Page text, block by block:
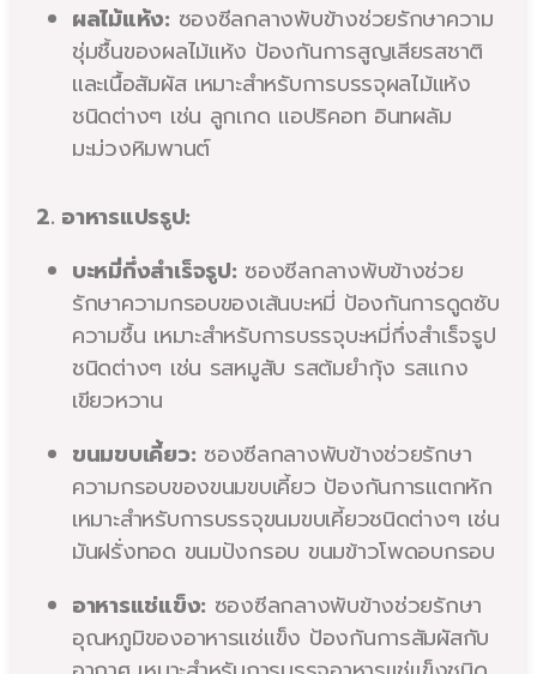
ผลไม้แห้ง: ซองซีลกลางพับข้างช่วยรักษาความ
ชุ่มชื้นของผลไม้แห้ง ป้องกันการสูญเสียรสชาติ
และเนื้อสัมผัส เหมาะสำหรับการบรรจุผลไม้แห้ง
ชนิดต่างๆ เช่น ลูกเกด แอปริคอท อินทผลัม
มะม่วงหิมพานต์
2. อาหารแปรรูป:
บะหมี่กึ่งสำเร็จรูป: ซองซีลกลางพับข้างช่วย
รักษาความกรอบของเส้นบะหมี่ ป้องกันการดูดซับ
ความชื้น เหมาะสำหรับการบรรจุบะหมี่กึ่งสำเร็จรูป
ชนิดต่างๆ เช่น รสหมูสับ รสต้มยำกุ้ง รสแกง
เขียวหวาน
ขนมขบเคี้ยว: ซองซีลกลางพับข้างช่วยรักษา
ความกรอบของขนมขบเคี้ยว ป้องกันการแตกหัก
เหมาะสำหรับการบรรจุขนมขบเคี้ยวชนิดต่างๆ เช่น
มันฝรั่งทอด ขนมปังกรอบ ขนมข้าวโพดอบกรอบ
อาหารแช่แข็ง: ซองซีลกลางพับข้างช่วยรักษา
อุณหภูมิของอาหารแช่แข็ง ป้องกันการสัมผัสกับ